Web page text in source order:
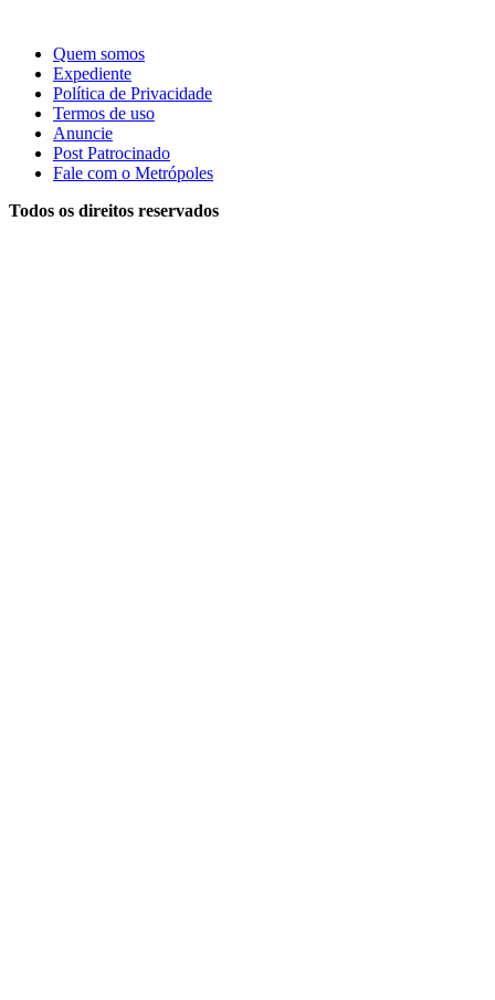
Quem somos
Expediente
Política de Privacidade
Termos de uso
Anuncie
Post Patrocinado
Fale com o Metrópoles
Todos os direitos reservados